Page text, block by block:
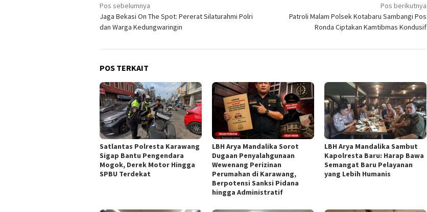
Navigasi
pos
Pos sebelumnya
Jaga Bekasi On The Spot: Pererat Silaturahmi Polri
dan Warga Kedungwaringin
Pos berikutnya
Patroli Malam Polsek Kotabaru Sambangi Pos
Ronda Ciptakan Kamtibmas Kondusif
POS TERKAIT
Satlantas Polresta Karawang
Sigap Bantu Pengendara
Mogok, Derek Motor Hingga
SPBU Terdekat
LBH Arya Mandalika Sorot
Dugaan Penyalahgunaan
Wewenang Perizinan
Perumahan di Karawang,
Berpotensi Sanksi Pidana
hingga Administratif
LBH Arya Mandalika Sambut
Kapolresta Baru: Harap Bawa
Semangat Baru Pelayanan
yang Lebih Humanis